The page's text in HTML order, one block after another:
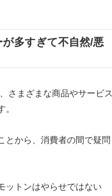
多すぎて不自然/悪
さまざまな商品やサービス
とから、消費者の間で疑問
ットンはやらせではない